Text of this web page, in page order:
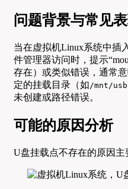
问题背景与常见
当在虚拟机Linux系统中插
件管理器访问时，提示
存在）或类似错误，通常
定的挂载目录（如/mnt/usb
未创建或路径错误。
可能的原因分析
U盘挂载点不存在的原因主